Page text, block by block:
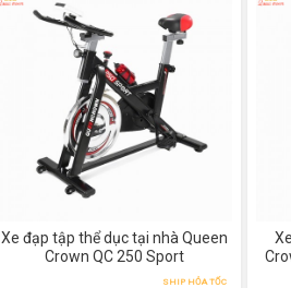
Xe đạp tập thể dục tại nhà Queen
Crown QC 250 Sport
SHIP HỎA TỐC